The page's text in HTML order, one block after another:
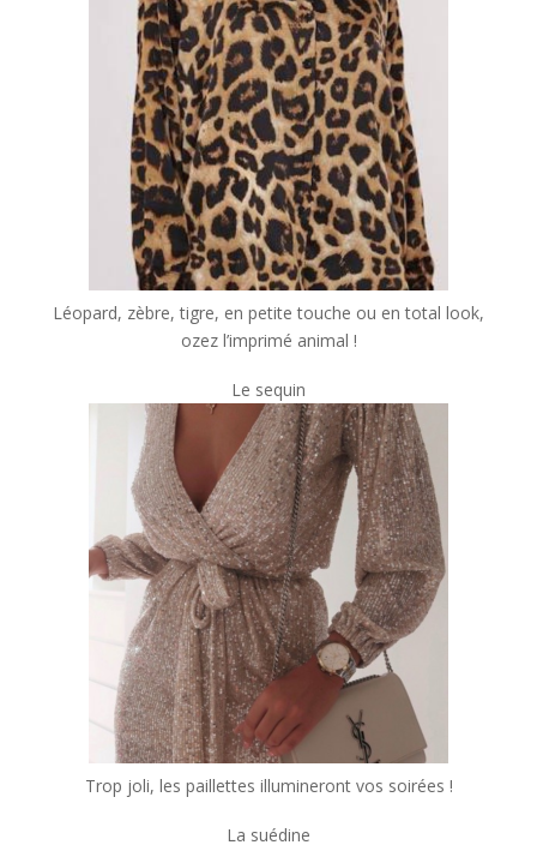
Léopard, zèbre, tigre, en petite touche ou en total look,
ozez l’imprimé animal !
Le sequin
Trop joli, les paillettes illumineront vos soirées !
La suédine